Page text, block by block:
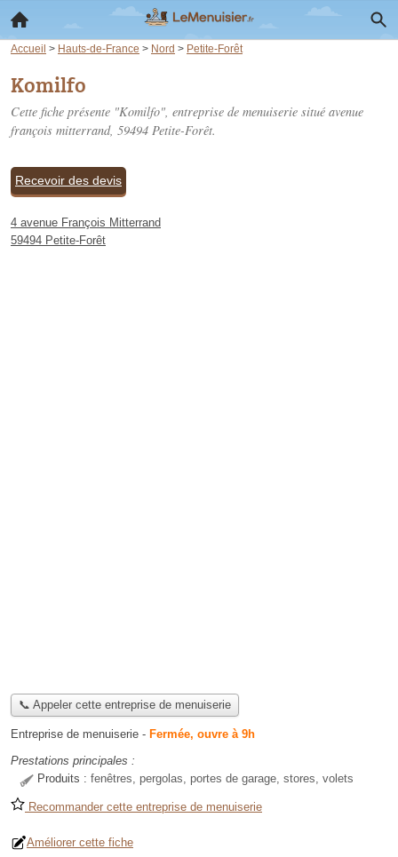
Accueil > Hauts-de-France > Nord > Petite-Forêt
Komilfo
Cette fiche présente "Komilfo", entreprise de menuiserie situé avenue
françois mitterrand, 59494 Petite-Forêt.
Recevoir des devis
4 avenue François Mitterrand
59494 Petite-Forêt
📞 Appeler cette entreprise de menuiserie
Entreprise de menuiserie - Fermée, ouvre à 9h
Prestations principales :
Produits : fenêtres, pergolas, portes de garage, stores, volets
Recommander cette entreprise de menuiserie
Améliorer cette fiche